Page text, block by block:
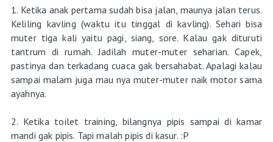
1. Ketika anak pertama sudah bisa jalan, maunya jalan terus.
Keliling kavling (waktu itu tinggal di kavling). Sehari bisa
muter tiga kali yaitu pagi, siang, sore. Kalau gak dituruti
tantrum di rumah. Jadilah muter-muter seharian. Capek,
pastinya dan terkadang cuaca gak bersahabat. Apalagi kalau
sampai malam juga mau nya muter-muter naik motor sama
ayahnya.
2. Ketika toilet training, bilangnya pipis sampai di kamar
mandi gak pipis. Tapi malah pipis di kasur. :P